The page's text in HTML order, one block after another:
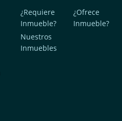
¿Requiere
Inmueble?
¿Ofrece
Inmueble?
Nuestros
Inmuebles